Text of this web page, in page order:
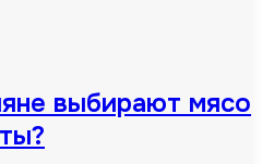
выбирают мясо